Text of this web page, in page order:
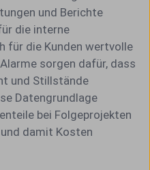
und Berichte
die interne
für die Kunden wertvolle
sorgen dafür, dass
und Stillstände
Datengrundlage
bei Folgeprojekten
damit Kosten